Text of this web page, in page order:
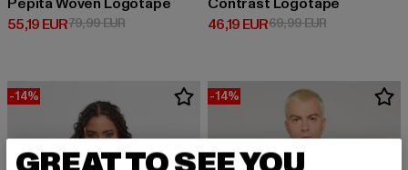
55,19 EUR
Derzeitiger Preis: 55,19 EUR
79,99 EURAktionspreis: 79,99 EUR
46,19 EUR
Derzeitiger Preis: 46,19 EUR
69,99 EURAktionspreis:
-14% -14%